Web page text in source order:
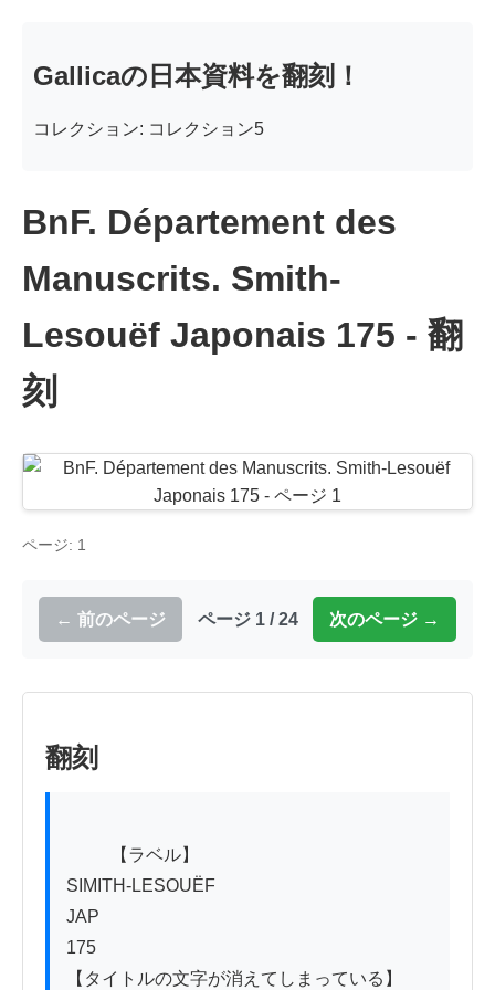
Gallicaの日本資料を翻刻！
コレクション: コレクション5
BnF. Département des
Manuscrits. Smith-
Lesouëf Japonais 175 - 翻
刻
ページ: 1
← 前のページ ページ 1 / 24 次のページ →
翻刻
SIMITH-LESOUËF
JAP
175
【タイトルの文字が消えてしまっている】